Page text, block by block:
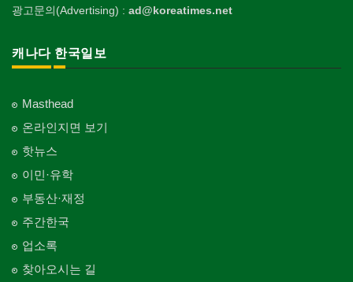
광고문의(Advertising) : ad@koreatimes.net
캐나다 한국일보
Masthead
온라인지면 보기
핫뉴스
이민·유학
부동산·재정
주간한국
업소록
찾아오시는 길